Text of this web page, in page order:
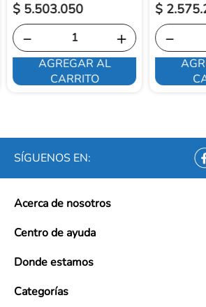
$ 5.503.050
＋
－
AGREGAR AL
CARRITO
$ 2.575.
－
SÍGUENOS EN:
Acerca de nosotros
Misión
Trabaja con nosotros
Ética empresarial
Centro de ayuda
Políticas de tratamiento de datos
PQRS y Garantías
Donde estamos
Mapa de tiendas
Contacto
Categorías